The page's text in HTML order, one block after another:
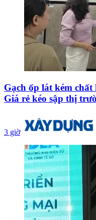
Gạch ốp lát kém
Giá rẻ kéo sập thị
3 giờ